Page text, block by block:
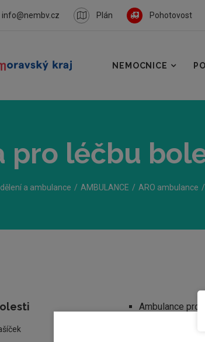
info@nembv.cz Plán Pohotovost
NEMOCNICE
pro léčbu
a ambulance AMBULANCE ARO ambulance
Ambulance pro
praktickým